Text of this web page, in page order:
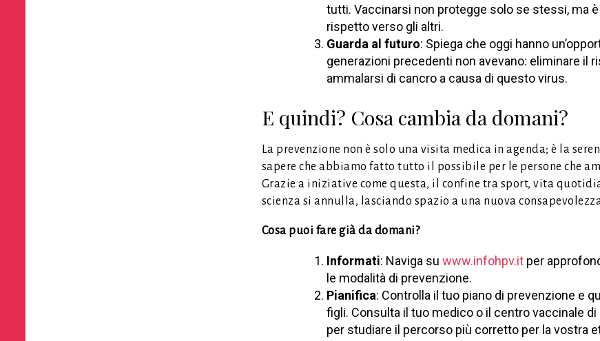
tutti. Vaccinarsi non protegge solo se stessi, ma
rispetto verso gli altri.
Guarda al futuro: Spiega che oggi hanno
generazioni precedenti non avevano: eliminare il
ammalarsi di cancro a causa di questo virus.
E quindi? Cosa cambia da domani?
La prevenzione non è solo una visita medica in agenda; è la
sapere che abbiamo fatto tutto il possibile per le persone che
Grazie a iniziative come questa, il confine tra sport, vita
scienza si annulla, lasciando spazio a una nuova
Cosa puoi fare già da domani?
Informati: Naviga su www.infohpv.itper
le modalità di prevenzione.
Pianifica: Controlla il tuo piano di prevenzione e
figli. Consulta il tuo medico o il centro vaccinale
per studiare il percorso più corretto per la vostra